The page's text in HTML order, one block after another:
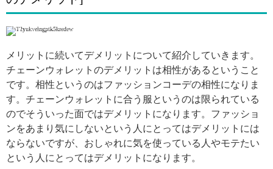
引用: https://www.instagram.com/p/BkhgVXnhWFD/
メリットに続いてデメリットについて紹介していきます。
チェーンウォレットのデメリットは相性があるということ
です。相性というのはファッションコーデの相性になりま
す。チェーンウォレットに合う服というのは限られている
のでそういった面ではデメリットになります。ファッショ
ンをあまり気にしないという人にとってはデメリットには
ならないですが、おしゃれに気を使っている人やモテたい
という人にとってはデメリットになります。